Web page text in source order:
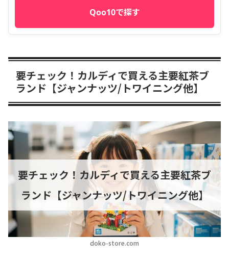
Qoo10で探す
要チェック！カルディで買える主要紅茶ブ
ランド【ジャンナッツ/トワイニング他】
doko-store.com
要チェック！カルディで買える主要紅茶ブ
ランド【ジャンナッツ/トワイニング他】